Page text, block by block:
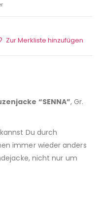
Zur Merkliste hinzufügen
“SENNA”, Gr.
Du durch
immer wieder anders
nicht nur um